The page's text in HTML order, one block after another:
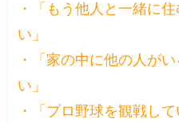
・「もう他人と一緒に
い」
・「家の中に他の人が
い」
・「プロ野球を観戦し